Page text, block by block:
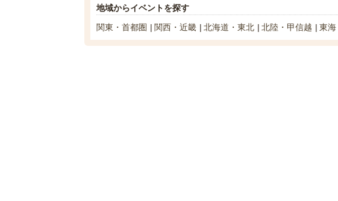
地域からイベントを探す
関東・首都圏
関西・近畿 北海道・東北 北陸・甲信越 東海